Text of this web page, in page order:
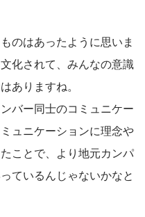
のはあったように思いま
化されて、みんなの意識
ありますね。
バー同士のコミュニケー
ュニケーションに理念や
ことで、より地元カンパ
ているんじゃないかなと